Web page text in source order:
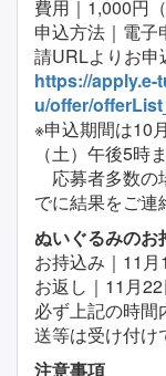
費用｜1,000円
申込方法｜電子
請URLよりお申
https://apply.e-
u/offer/
※申込期間は10
（土）午後5時ま
応募者多数の
でに結果をご連
ぬいぐるみのお
お持込み｜11
お返し｜11月
必ず上記の時
送等は受け付け
注意事項